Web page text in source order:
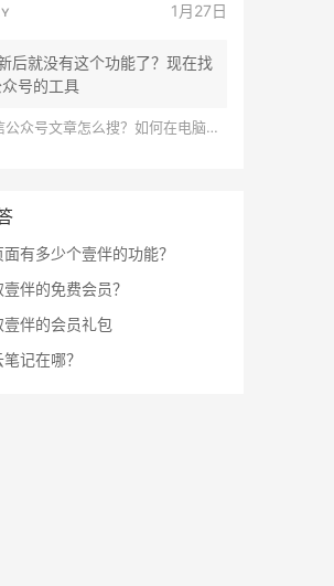
1月27日
后就没有这个功能了？现在找
号的工具
众号文章怎么搜？如何在电脑上搜索公众号文章？
有多少个壹伴的功能？
伴的免费会员？
壹伴的会员礼包
记在哪？